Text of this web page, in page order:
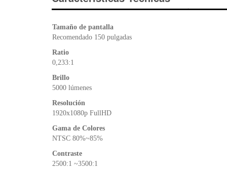
Tamaño de pantalla
Recomendado 150 pulgadas
Ratio
0,233:1
Brillo
5000 lúmenes
Resolución
1920x1080p FullHD
Gama de Colores
NTSC 80%~85%
Contraste
2500:1 ~3500:1